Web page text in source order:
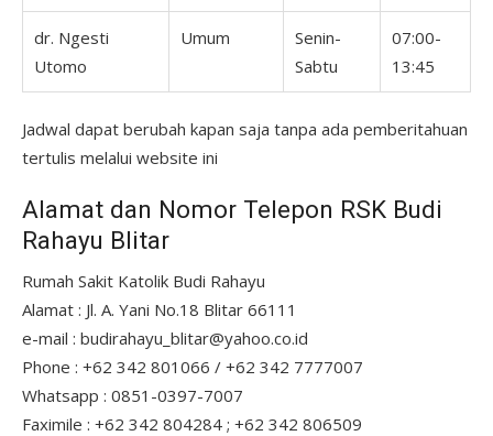
dr. Ngesti
Utomo
Umum
Senin-
Sabtu
07:00-
13:45
Jadwal dapat berubah kapan saja tanpa ada pemberitahuan
tertulis melalui website ini
Alamat dan Nomor Telepon RSK Budi
Rahayu Blitar
Rumah Sakit Katolik Budi Rahayu
Alamat : Jl. A. Yani No.18 Blitar 66111
e-mail : budirahayu_blitar@yahoo.co.id
Phone : +62 342 801066 / +62 342 7777007
Whatsapp : 0851-0397-7007
Faximile : +62 342 804284 ; +62 342 806509